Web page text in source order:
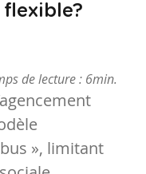
de lecture : 6min.
», limitant